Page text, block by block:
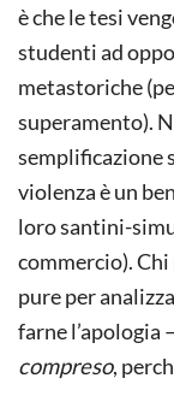
è che le tesi
studenti ad
metastoriche
superamento).
semplificazione
violenza è un
loro santini-
commercio). Chi
pure per
farne l’apologia
compreso,